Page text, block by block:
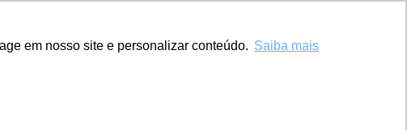
em nosso site e personalizar conteúdo. Saiba mais